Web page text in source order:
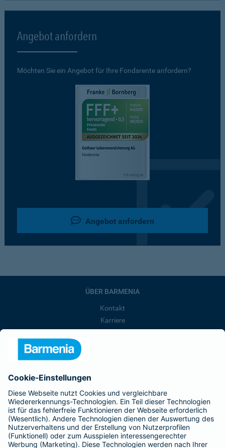
Angebot anfordern
Möchten Sie ein Angebot für Ihre Fondsrente anfordern?
Angebot anfordern
ÜBER BARMENIA
Kontakt
Karriere
Barmenia ist Teil der BarmeniaGothaer
BELIEBTE SEITEN
Kranken-Zusatzversicherung
Tierversicherungen
Haftpflichtversicherung